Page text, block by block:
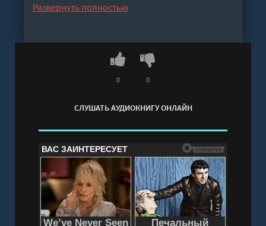
стихий - Данил Коган" онлайн бесплатно без
Развернуть полностью
СЛУШАТЬ АУДИОКНИГУ ОНЛАЙН
0 0